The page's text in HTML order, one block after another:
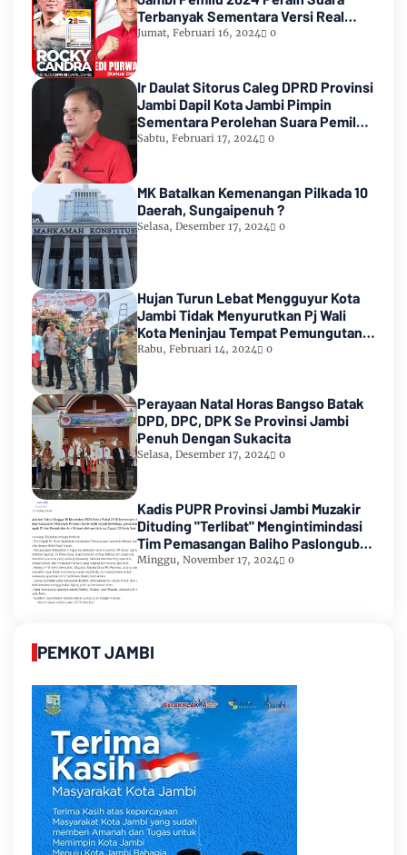
Terbanyak Sementara Versi Real
Count KPU RI
Jumat, Februari 16, 2024 0
Ir Daulat Sitorus Caleg DPRD Provinsi
Jambi Dapil Kota Jambi Pimpin
Sementara Perolehan Suara Pemilu
2024
Sabtu, Februari 17, 2024 0
MK Batalkan Kemenangan Pilkada 10
Daerah, Sungaipenuh ?
Selasa, Desember 17, 2024 0
Hujan Turun Lebat Mengguyur Kota
Jambi Tidak Menyurutkan Pj Wali
Kota Meninjau Tempat Pemungutan
Suara Pemilu 2024
Rabu, Februari 14, 2024 0
Perayaan Natal Horas Bangso Batak
DPD, DPC, DPK Se Provinsi Jambi
Penuh Dengan Sukacita
Selasa, Desember 17, 2024 0
Kadis PUPR Provinsi Jambi Muzakir
Dituding "Terlibat" Mengintimindasi
Tim Pemasangan Baliho Paslongub
Romi-Sudirman
Minggu, November 17, 2024 0
PEMKOT JAMBI